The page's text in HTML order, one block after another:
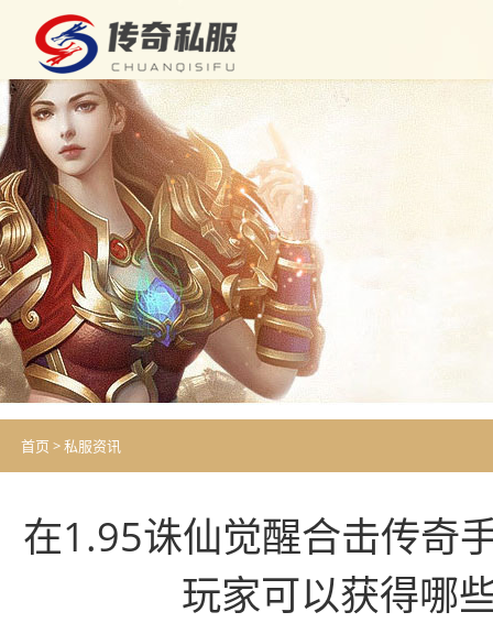
首页 >私服资讯
在1.95诛仙觉醒合击传奇
玩家可以获得哪